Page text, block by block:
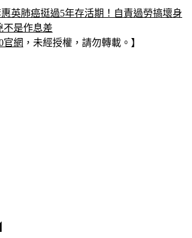
英肺癌挺過5年存活期！自責過勞搞壞身
不是作息差
官網 ，未經授權，請勿轉載。】